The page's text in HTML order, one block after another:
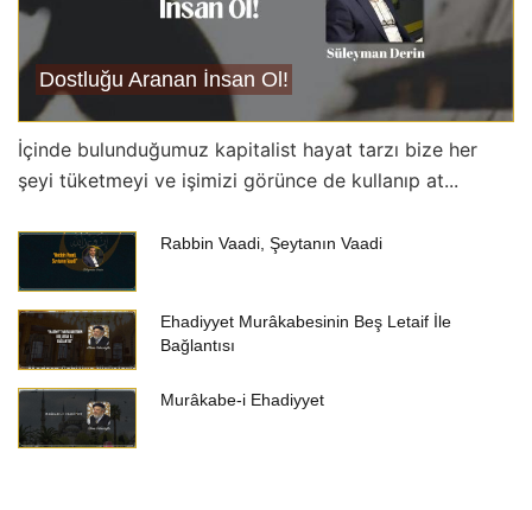
Dostluğu Aranan İnsan Ol!
İçinde bulunduğumuz kapitalist hayat tarzı bize her
şeyi tüketmeyi ve işimizi görünce de kullanıp at...
Rabbin Vaadi, Şeytanın Vaadi
Ehadiyyet Murâkabesinin Beş Letaif İle
Bağlantısı
Murâkabe-i Ehadiyyet